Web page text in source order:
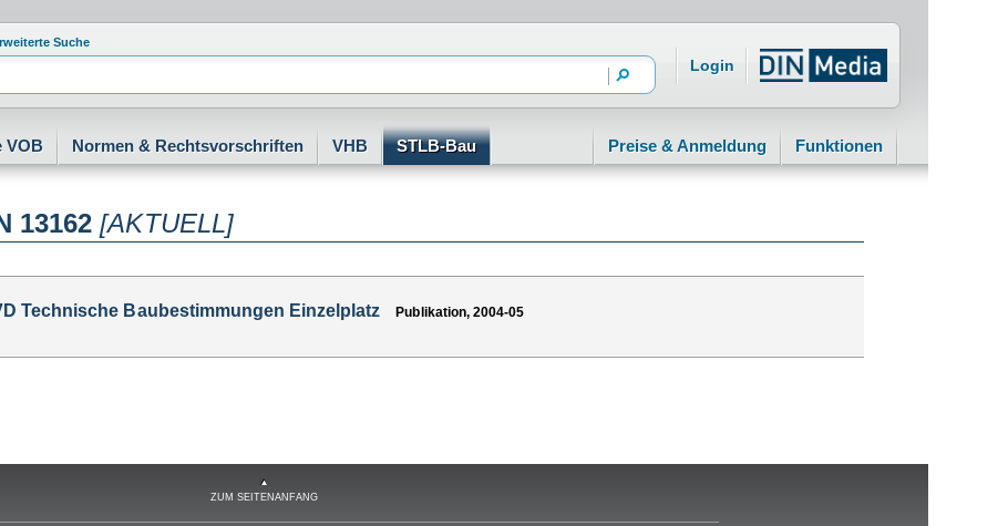
Suche
Login
VOB Normen & Rechtsvorschriften VHB STLB-Bau Preise & Anmeldung Funktionen
13162[AKTUELL]
Technische Baubestimmungen Einzelplatz Publikation, 2004-05
ZUM SEITENANFANG